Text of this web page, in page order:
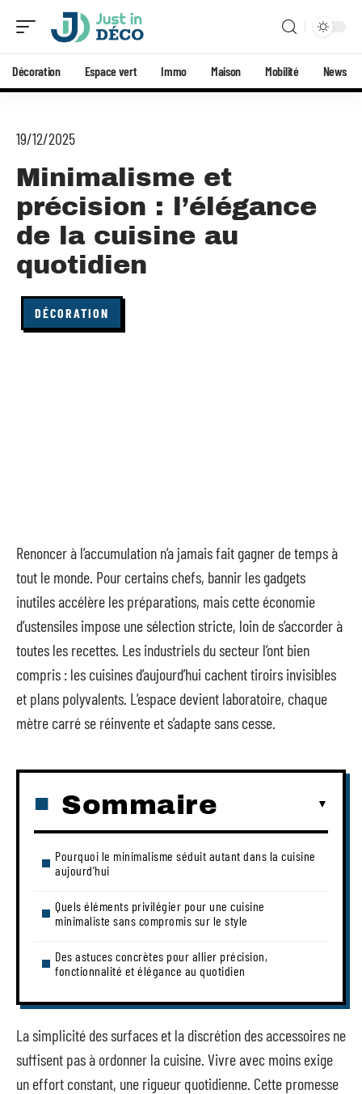
Décoration Espace vert Immo Maison Mobilité News
19/12/2025
Minimalisme et
précision : l’élégance
de la cuisine au
quotidien
DÉCORATION
Renoncer à l’accumulation n’a jamais fait gagner de temps à
tout le monde. Pour certains chefs, bannir les gadgets
inutiles accélère les préparations, mais cette économie
d’ustensiles impose une sélection stricte, loin de s’accorder à
toutes les recettes. Les industriels du secteur l’ont bien
compris : les cuisines d’aujourd’hui cachent tiroirs invisibles
et plans polyvalents. L’espace devient laboratoire, chaque
mètre carré se réinvente et s’adapte sans cesse.
Sommaire
Pourquoi le minimalisme séduit autant dans la cuisine
aujourd’hui
Quels éléments privilégier pour une cuisine
minimaliste sans compromis sur le style
Des astuces concrètes pour allier précision,
fonctionnalité et élégance au quotidien
La simplicité des surfaces et la discrétion des accessoires ne
suffisent pas à ordonner la cuisine. Vivre avec moins exige
un effort constant, une rigueur quotidienne. Cette promesse